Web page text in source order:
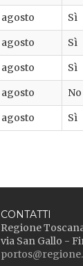
agosto Sì
agosto Sì
agosto Sì
agosto No
agosto Sì
CONTATTI
Regione
via San Gallo -